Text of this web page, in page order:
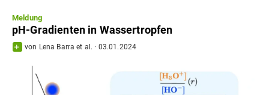
Meldung
pH-Gradienten in Wassertropfen
von Lena Barra et al. · 03.01.2024